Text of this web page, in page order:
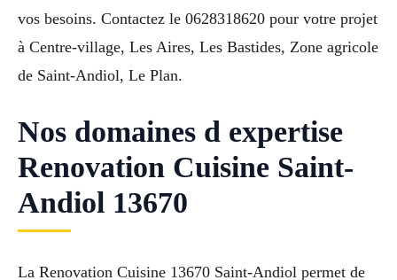
vos besoins. Contactez le 0628318620 pour votre projet
à Centre-village, Les Aires, Les Bastides, Zone agricole
de Saint-Andiol, Le Plan.
Nos domaines d expertise
Renovation Cuisine Saint-
Andiol 13670
La Renovation Cuisine 13670 Saint-Andiol permet de